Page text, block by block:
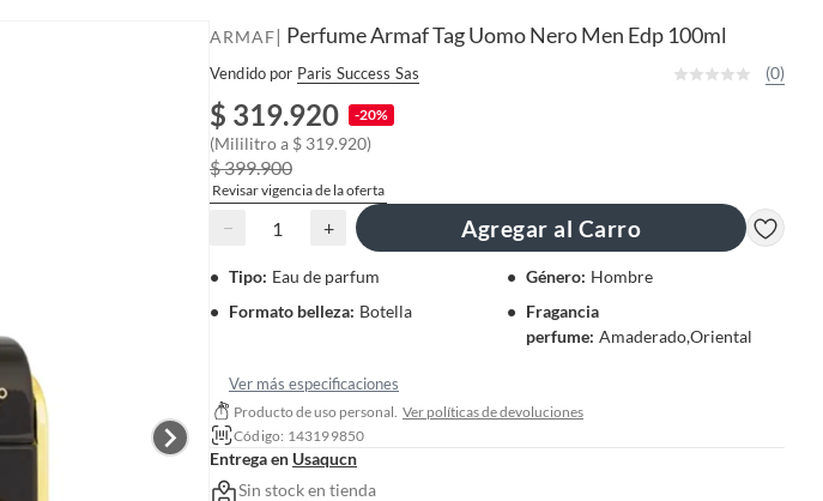
ARMAF| Perfume Armaf Tag Uomo Nero Men Edp 100ml
Vendido por Paris Success Sas (0)
$ 319.920 -20%
(Mililitro a $ 319.920)
$ 399.900
Revisar vigencia de la oferta
− + Agregar al Carro
Tipo: Eau de parfum Género: Hombre
Formato belleza: Botella
Fragancia
perfume: Amaderado,Oriental
Ver más especificaciones
Producto de uso personal. Ver políticas de devoluciones
Código: 143199850
Entrega en Usaqucn
Sin stock en tienda